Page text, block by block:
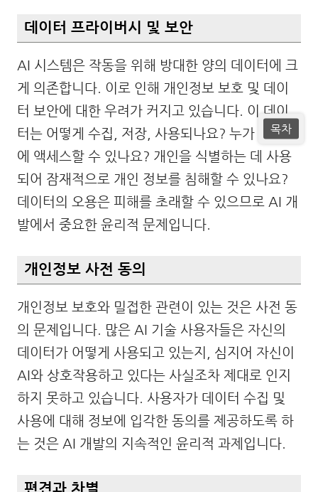
데이터 프라이버시 및 보안
AI 시스템은 작동을 위해 방대한 양의 데이터에 크
게 의존합니다. 이로 인해 개인정보 보호 및 데이
터 보안에 대한 우려가 커지고 있습니다. 이 데이
터는 어떻게 수집, 저장, 사용되나요? 누가 데이터
에 액세스할 수 있나요? 개인을 식별하는 데 사용
되어 잠재적으로 개인 정보를 침해할 수 있나요?
데이터의 오용은 피해를 초래할 수 있으므로 AI 개
발에서 중요한 윤리적 문제입니다.
개인정보 사전 동의
개인정보 보호와 밀접한 관련이 있는 것은 사전 동
의 문제입니다. 많은 AI 기술 사용자들은 자신의
데이터가 어떻게 사용되고 있는지, 심지어 자신이
AI와 상호작용하고 있다는 사실조차 제대로 인지
하지 못하고 있습니다. 사용자가 데이터 수집 및
사용에 대해 정보에 입각한 동의를 제공하도록 하
는 것은 AI 개발의 지속적인 윤리적 과제입니다.
편견과 차별
목차